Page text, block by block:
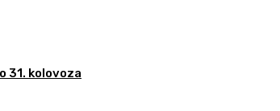
31. kolovoza